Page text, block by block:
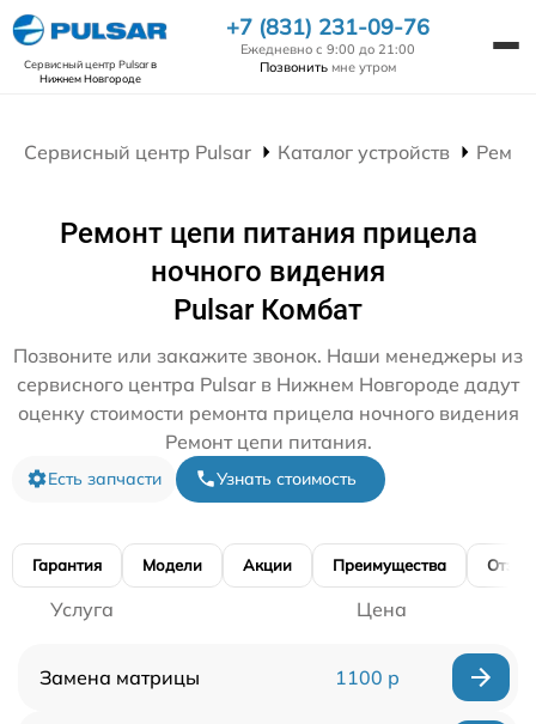
Сервисный центр Pulsarв
Нижнем Новгороде
+7 (831) 231-09-76
Ежедневно с 9:00 до 21:00
Позвонить мне утром
Сервисный центр Pulsar Каталог устройств
Ремонт цепи питания прицела
ночного видения
Pulsar Комбат
Позвоните или закажите звонок. Наши менеджеры из
сервисного центра Pulsar в Нижнем Новгороде дадут
оценку стоимости ремонта прицела ночного видения
Ремонт цепи питания.
Есть запчасти Узнать стоимость
Гарантия Модели Акции Преимущества
Услуга Цена
Замена матрицы 1100 р